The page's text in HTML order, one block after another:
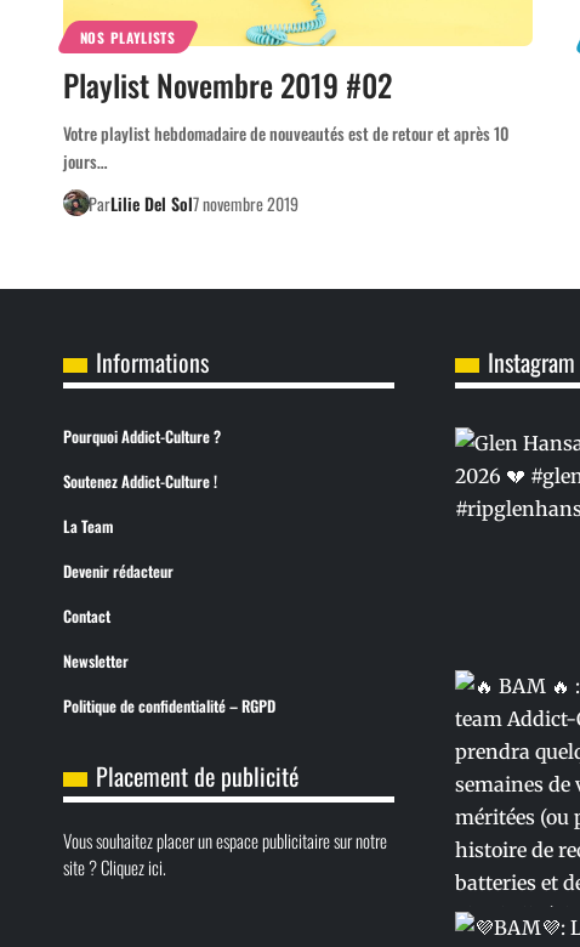
NOS PLAYLISTS
Playlist Novembre 2019 #02
Votre playlist hebdomadaire de nouveautés est de retour et après 10
jours…
ParLilie Del Sol7 novembre 2019
Informations
Pourquoi Addict-Culture ?
Soutenez Addict-Culture !
La Team
Devenir rédacteur
Contact
Newsletter
Politique de confidentialité – RGPD
Placement de publicité
Vous souhaitez placer un espace publicitaire sur notre
site ? Cliquez ici.
Instagram